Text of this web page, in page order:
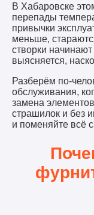
В Хабаровске
перепады
привычки
меньше,
створки
выясняется,
Разберём по-
обслуживания,
замена
страшилок и без
и поменяйте всё